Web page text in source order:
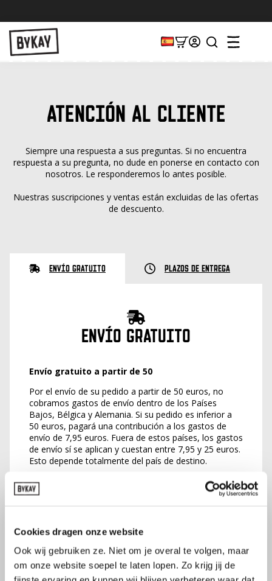
Cookies dragen onze website
Ook wij gebruiken ze. Niet om je overal te volgen, maar
om onze website soepel te laten lopen. Zo krijg jij de
ATENCIÓN AL CLIENTE
Siempre una respuesta a sus preguntas. Si no encuentra
respuesta a su pregunta, no dude en ponerse en contacto con
nosotros. Le responderemos lo antes posible.
Nuestras suscripciones y ventas están excluidas de las ofertas
de descuento.
Envío gratuito Plazos de entrega
ENVÍO GRATUITO
Envío gratuito a partir de 50
Por el envío de su pedido a partir de 50 euros, no
cobramos gastos de envío dentro de los Países
Bajos, Bélgica y Alemania. Si su pedido es inferior a
50 euros, pagará una contribución a los gastos de
envío de 7,95 euros. Fuera de estos países, los gastos
de envío sí se aplican y cuestan entre 7,95 y 25 euros.
Esto depende totalmente del país de destino.
Para pedidos dentro de la gama de productos
estándar, en los Países Bajos se aplica lo siguiente:
Alemania, el plazo de entrega es de
países, el plazo de entrega puede variar mucho.
También puede recoger su pedido gratuitamente en